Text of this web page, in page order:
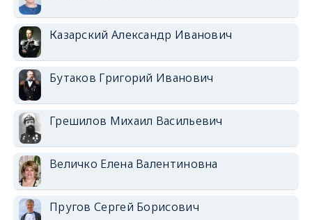
Казарский Александр Иванович
Бутаков Григорий Иванович
Грешилов Михаил Васильевич
Величко Елена Валентиновна
Пругов Сергей Борисович